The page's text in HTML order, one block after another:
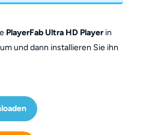
PlayerFab Ultra HD Playerin
und dann installieren Sie ihn